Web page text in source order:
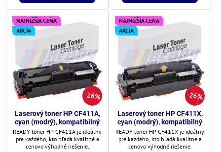
26%
NAJNIŽŠIA CENA
AKCIA
Laserový toner HP CF411A,
cyan (modrý), kompatibilný
READY toner HP CF411A je ideálny
pre každého, kto hľadá kvalitné a
cenovo výhodné riešenie.
26%
NAJNIŽŠIA CENA
AKCIA
Laserový toner HP CF411X,
cyan (modrý), kompatibilný
READY toner HP CF411X je ideálny
pre každého, kto hľadá kvalitné a
cenovo výhodné riešenie.